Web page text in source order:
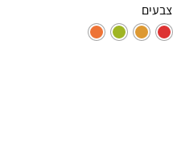
צבעים